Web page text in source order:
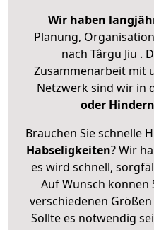
Wir haben
Planung,
nach Târgu Jiu .
Zusammenarbeit mit
Netzwerk sind wir in
oder
Brauchen Sie schnelle
Habseligkeiten? Wir
es wird schnell,
Auf Wunsch können
verschiedenen
Sollte es notwendig